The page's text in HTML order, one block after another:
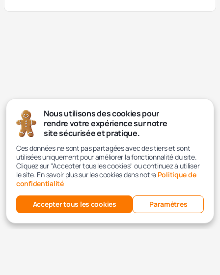
Nous utilisons des cookies pour
rendre votre expérience sur notre
site sécurisée et pratique.
Ces données ne sont pas partagées avec des tiers et sont
utilisées uniquement pour améliorer la fonctionnalité du site.
Cliquez sur "Accepter tous les cookies" ou continuez à utiliser
le site. En savoir plus sur les cookies dans notre Politique de
confidentialité
Accepter tous les cookies Paramètres